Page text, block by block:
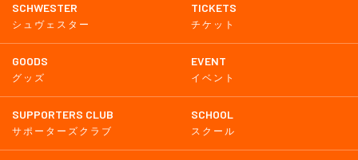
SCHWESTER
シュヴェスター
TICKETS
チケット
GOODS
グッズ
EVENT
イベント
SUPPORTERS CLUB
サポーターズクラブ
SCHOOL
スクール